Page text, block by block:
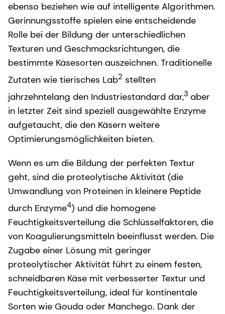
ebenso beziehen wie auf intelligente Algorithmen.
Gerinnungsstoffe spielen eine entscheidende
Rolle bei der Bildung der unterschiedlichen
Texturen und Geschmacksrichtungen, die
bestimmte Käsesorten auszeichnen. Traditionelle
Zutaten wie tierisches Lab2 stellten
jahrzehntelang den Industriestandard dar,3 aber
in letzter Zeit sind speziell ausgewählte Enzyme
aufgetaucht, die den Käsern weitere
Optimierungsmöglichkeiten bieten.
Wenn es um die Bildung der perfekten Textur
geht, sind die proteolytische Aktivität (die
Umwandlung von Proteinen in kleinere Peptide
durch Enzyme4) und die homogene
Feuchtigkeitsverteilung die Schlüsselfaktoren, die
von Koagulierungsmitteln beeinflusst werden. Die
Zugabe einer Lösung mit geringer
proteolytischer Aktivität führt zu einem festen,
schneidbaren Käse mit verbesserter Textur und
Feuchtigkeitsverteilung, ideal für kontinentale
Sorten wie Gouda oder Manchego. Dank der